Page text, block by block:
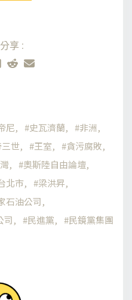
享:
尼 史瓦濟蘭
非洲
世 王室
貪污腐敗
奧斯陸自由論壇
北市
梁洪昇
石油公司
司
民進黨 民鏡黨集團